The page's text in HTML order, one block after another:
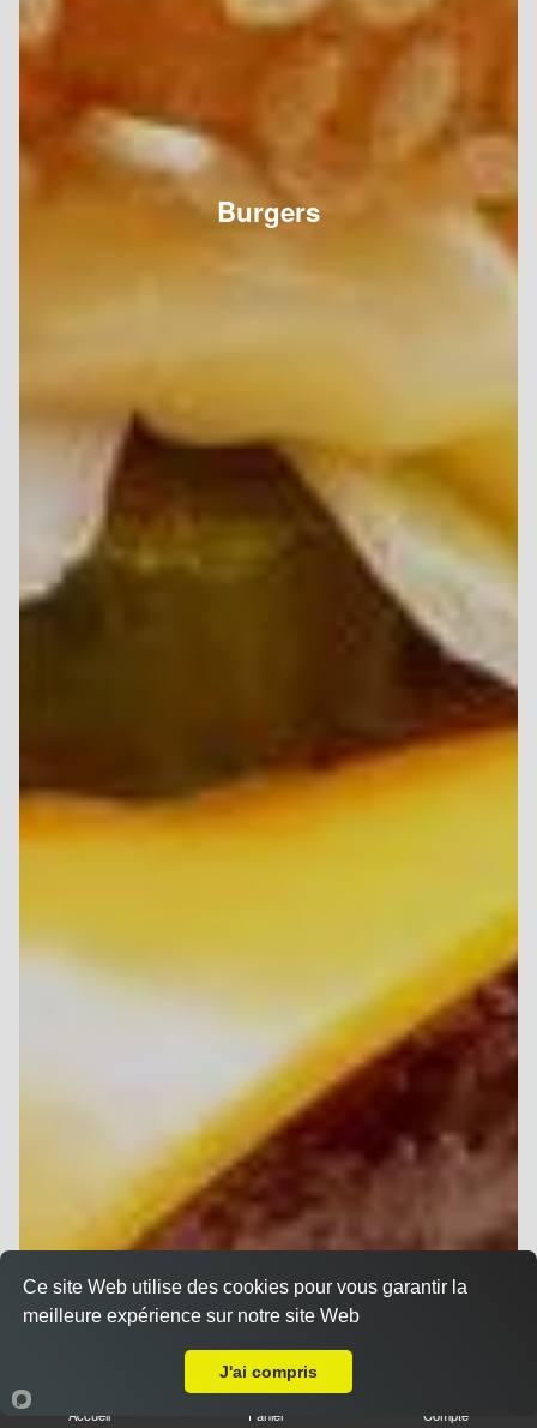
Burgers
Accueil Panier Compte
Ce site Web utilise des cookies pour vous garantir la
meilleure expérience sur notre site Web
J'ai compris